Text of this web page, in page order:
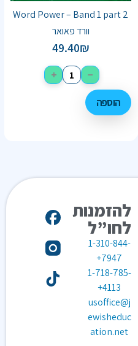
Word Power – Band 1 part 2
וורד פאואר
49.40₪
−
+
הוספה
להזמנות
לחו”ל
1-310-844-
7947+
1-718-785-
4113+
usoffice@j
ewisheduc
ation.net